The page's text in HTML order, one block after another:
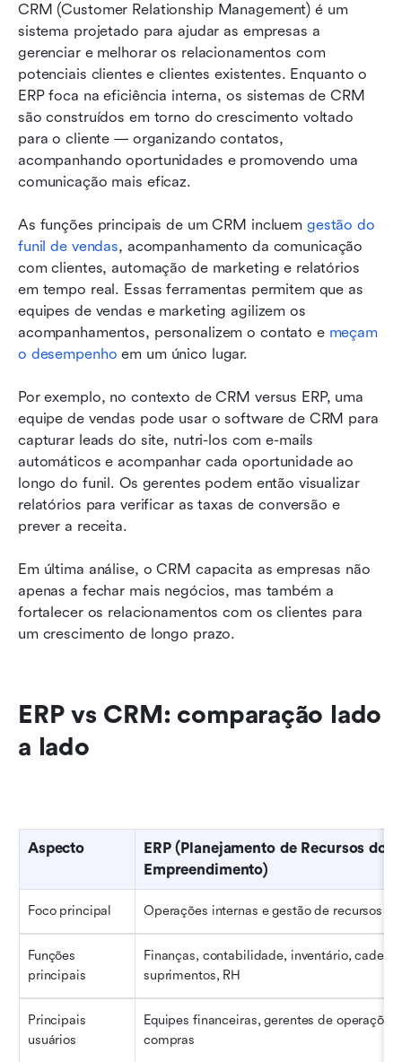
CRM (Customer Relationship Management) é um
sistema projetado para ajudar as empresas a
gerenciar e melhorar os relacionamentos com
potenciais clientes e clientes existentes. Enquanto o
ERP foca na eficiência interna, os sistemas de CRM
são construídos em torno do crescimento voltado
para o cliente — organizando contatos,
acompanhando oportunidades e promovendo uma
comunicação mais eficaz.
As funções principais de um CRM incluem gestão do
funil de vendas, acompanhamento da comunicação
com clientes, automação de marketing e relatórios
em tempo real. Essas ferramentas permitem que as
equipes de vendas e marketing agilizem os
acompanhamentos, personalizem o contato e meçam
o desempenho em um único lugar.
Por exemplo, no contexto de CRM versus ERP, uma
equipe de vendas pode usar o software de CRM para
capturar leads do site, nutri-los com e-mails
automáticos e acompanhar cada oportunidade ao
longo do funil. Os gerentes podem então visualizar
relatórios para verificar as taxas de conversão e
prever a receita.
Em última análise, o CRM capacita as empresas não
apenas a fechar mais negócios, mas também a
fortalecer os relacionamentos com os clientes para
um crescimento de longo prazo.
ERP vs CRM: comparação lado
a lado
Aspecto
ERP (Planejamento de Recursos do
Empreendimento)
Foco principal Operações internas e gestão de recursos
Funções
principais
Finanças, contabilidade, inventário, cadeia
suprimentos, RH
Principais
usuários
Equipes financeiras, gerentes de
compras